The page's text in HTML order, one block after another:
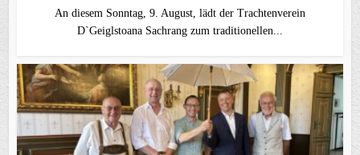
An diesem Sonntag, 9. August, lädt der Trachtenverein
D`Geiglstoana Sachrang zum traditionellen...